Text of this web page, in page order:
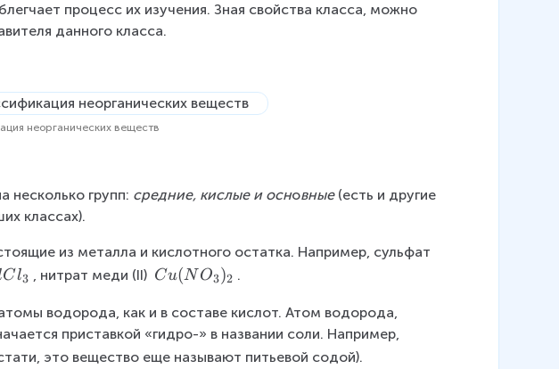
процесс их изучения. Зная свойства класса, можно
данного класса.
неорганических веществ
несколько групп: средние, кислые и основные (есть и другие
классах).
из металла и кислотного остатка. Например, сульфат
l3 , нитрат меди (II) C
(
N
O
Cu(N O3)2 .
водорода, как и в составе кислот. Атом водорода,
приставкой «гидро-» в названии соли. Например,
это вещество еще называют питьевой содой).